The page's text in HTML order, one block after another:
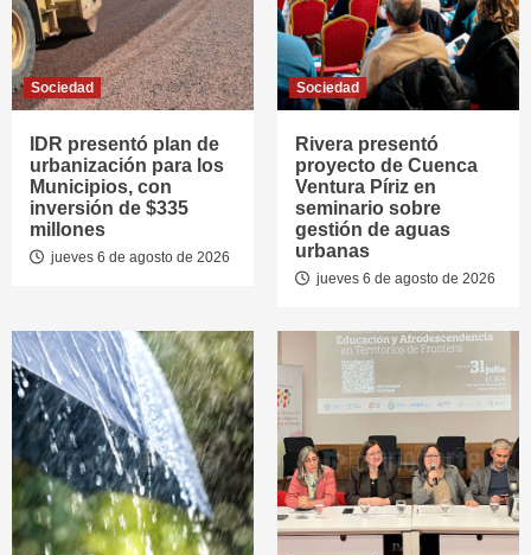
Sociedad
IDR presentó plan de
urbanización para los
Municipios, con
inversión de $335
millones
jueves 6 de agosto de 2026
Sociedad
Rivera presentó
proyecto de Cuenca
Ventura Píriz en
seminario sobre
gestión de aguas
urbanas
jueves 6 de agosto de 2026